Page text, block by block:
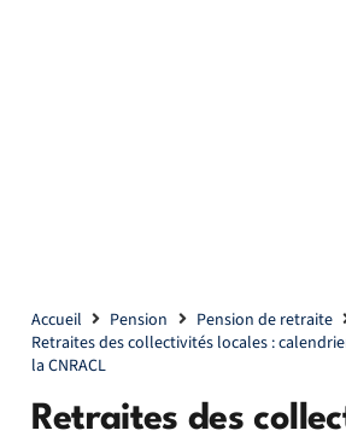
Accueil Pension
Pension de retraite
Retraites des collectivités locales :
la CNRACL
Retraites des